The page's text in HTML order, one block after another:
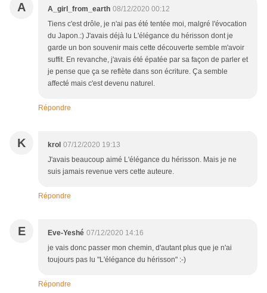
A A_girl_from_earth 08/12/2020 00:12
Tiens c'est drôle, je n'ai pas été tentée moi, malgré l'évocation
du Japon.:) J'avais déjà lu L'élégance du hérisson dont je
garde un bon souvenir mais cette découverte semble m'avoir
suffit. En revanche, j'avais été épatée par sa façon de parler et
je pense que ça se reflète dans son écriture. Ça semble
affecté mais c'est devenu naturel.
Répondre
K krol 07/12/2020 19:13
J'avais beaucoup aimé L'élégance du hérisson. Mais je ne
suis jamais revenue vers cette auteure.
Répondre
E Eve-Yeshé 07/12/2020 14:16
je vais donc passer mon chemin, d'autant plus que je n'ai
toujours pas lu "L'élégance du hérisson" :-)
Répondre